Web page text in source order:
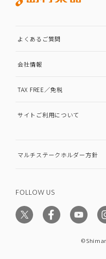
よくあるご質問
会社情報
TAX FREE／免税
サイトご利用について
マルチステークホルダー方針
FOLLOW US